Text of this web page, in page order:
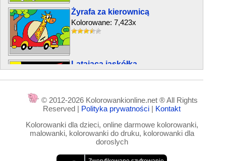
Żyrafa za kierownicą
Kolorowane: 7,423x
Latająca jaskółka
Kolorowane: 5,361x
© 2012-2026 Kolorowankionline.net ® All Rights
Reserved | Polityka prywatności | Kontakt
Kolorowanki dla dzieci, online darmowe kolorowanki,
malowanki, kolorowanki do druku, kolorowanki dla
doroslych